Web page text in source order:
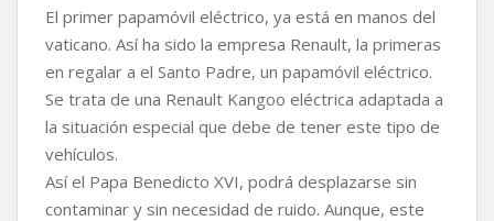
c
e
b
o
o
k
i
t
t
e
r
a
t
s
A
p
p
p
y
L
i
n
k
m
p
a
r
t
i
El primer papamóvil eléctrico, ya está en manos del
vaticano. Así ha sido la empresa Renault, la primeras
en regalar a el Santo Padre, un papamóvil eléctrico.
Se trata de una Renault Kangoo eléctrica adaptada a
la situación especial que debe de tener este tipo de
vehículos.
Así el Papa Benedicto XVI, podrá desplazarse sin
contaminar y sin necesidad de ruido. Aunque, este